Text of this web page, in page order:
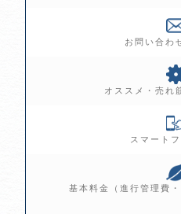
お問い合わ
オススメ・売れ
スマート
基本料金（進行管理費